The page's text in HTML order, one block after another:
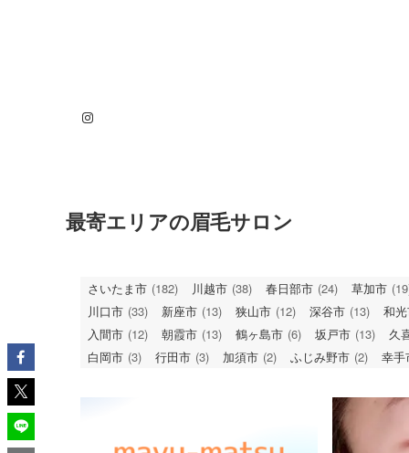
Instagram
最寄エリアの眉毛サロン
さいたま市 (182) 川越市 (38) 春日部市 (24) 草加市
川口市 (33) 新座市 (13) 狭山市 (12) 深谷市 (13) 和
入間市 (12) 朝霞市 (13) 鶴ヶ島市 (6) 坂戸市 (13) 久
白岡市 (3) 行田市 (3) 加須市 (2) ふじみ野市 (2) 幸手